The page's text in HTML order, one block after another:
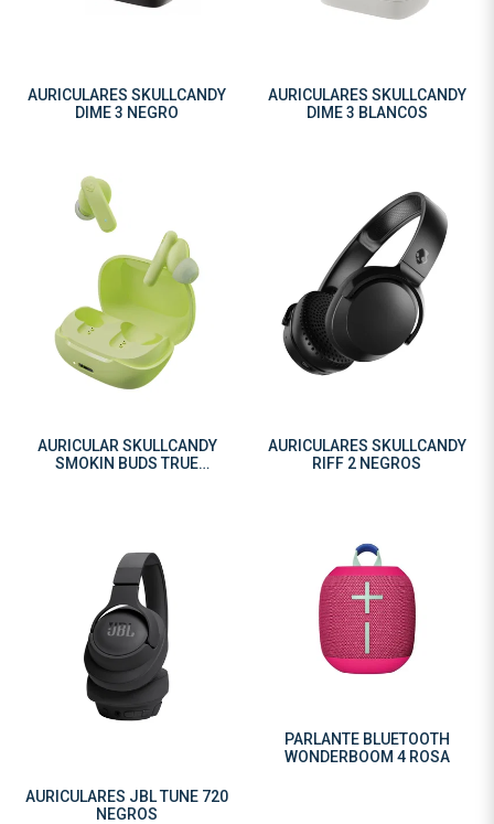
AURICULARES SKULLCANDY
DIME 3 NEGRO
AURICULARES SKULLCANDY
DIME 3 BLANCOS
AURICULAR SKULLCANDY
SMOKIN BUDS TRUE
AURICULARES SKULLCANDY
RIFF 2 NEGROS
AURICULARES JBL TUNE 720
NEGROS
PARLANTE BLUETOOTH
WONDERBOOM 4 ROSA